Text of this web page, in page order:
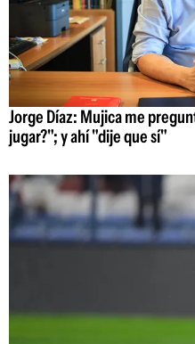
Jorge Díaz: Mujica me
jugar?"; y ahí "dije que sí"